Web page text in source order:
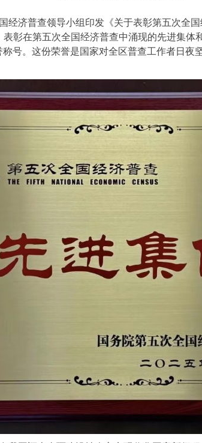
经济普查领导小组印发《关于表彰第五次全
表彰在第五次全国经济普查中涌现的先进集
号。这份荣誉是国家对全区普查工作者日夜